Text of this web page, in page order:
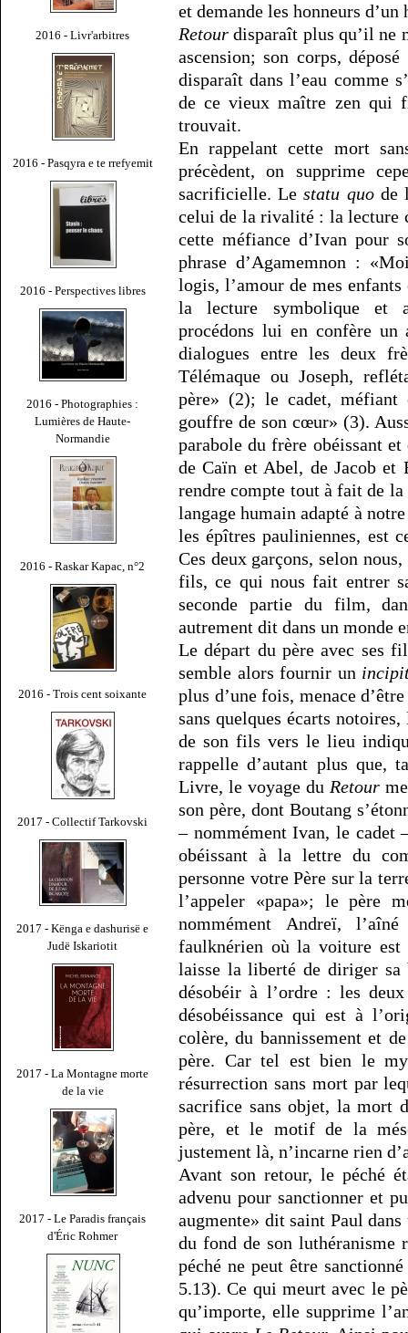
2016 - Livr'arbitres
2016 - Pasqyra e te rrefyemit
2016 - Perspectives libres
2016 - Photographies :
Lumières de Haute-
Normandie
2016 - Raskar Kapac, n°2
2016 - Trois cent soixante
2017 - Collectif Tarkovski
2017 - Kënga e dashurisë e
Judë Iskariotit
2017 - La Montagne morte
de la vie
2017 - Le Paradis français
d'Éric Rohmer
et demande les honneurs
Retour disparaît plus qu’il ne
ascension; son corps,
disparaît dans l’eau comme
de ce vieux maître zen qui
trouvait.
En rappelant cette mort
précèdent, on supprime
sacrificielle. Lestatu quode
celui de la rivalité : la lecture
cette méfiance d’Ivan pour
phrase d’Agamemnon :
logis, l’amour de mes
la lecture symbolique et
procédons lui en confère un
dialogues entre les deux
Télémaque ou Joseph,
père» (2); le cadet, méfiant
gouffre de son cœur» (3).
parabole du frère obéissant
de Caïn et Abel, de Jacob et
rendre compte tout à fait de
langage humain adapté à
les épîtres pauliniennes, est
Ces deux garçons, selon
fils, ce qui nous fait entrer
seconde partie du film,
autrement dit dans un monde
Le départ du père avec ses
semble alors fournir un
plus d’une fois, menace
sans quelques écarts
de son fils vers le lieu
rappelle d’autant plus que,
Livre, le voyage du Retour
son père, dont Boutang
– nommément Ivan, le cadet
obéissant à la lettre du
personne votre Père sur la
l’appeler «papa»; le père
nommément Andreï,
faulknérien où la voiture
laisse la liberté de diriger sa
désobéir à l’ordre : les
désobéissance qui est à
colère, du bannissement et
père. Car tel est bien le
résurrection sans mort par
sacrifice sans objet, la mort
père, et le motif de la
justement là, n’incarne rien
Avant son retour, le péché
advenu pour sanctionner et
augmente» dit saint Paul
du fond de son luthéranisme
péché ne peut être
5.13). Ce qui meurt avec le
qu’importe, elle supprime